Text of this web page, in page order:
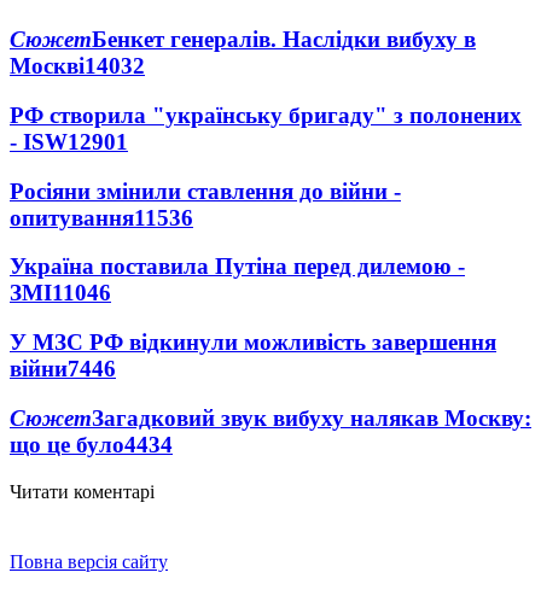
СюжетБенкет генералів. Наслідки вибуху в
Москві14032
РФ створила "українську бригаду" з полонених
- ISW12901
Росіяни змінили ставлення до війни -
опитування11536
Україна поставила Путіна перед дилемою -
ЗМІ11046
У МЗС РФ відкинули можливість завершення
війни7446
СюжетЗагадковий звук вибуху налякав Москву:
що це було4434
Читати коментарі
Повна версія сайту